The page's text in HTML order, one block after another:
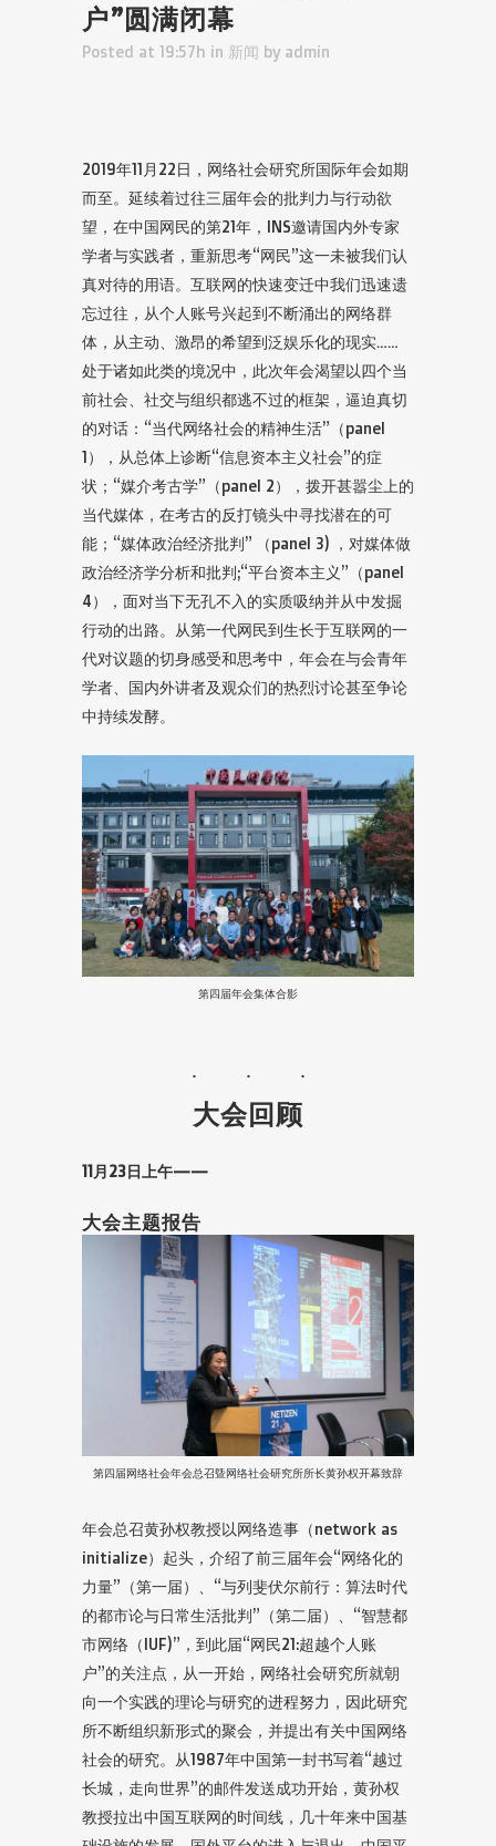
户”圆满闭幕
Posted at 19:57h in 新闻 by admin
2019年11月22日，网络社会研究所国际年会如期
而至。延续着过往三届年会的批判力与行动欲
望，在中国网民的第21年，INS邀请国内外专家
学者与实践者，重新思考“网民”这一未被我们认
真对待的用语。互联网的快速变迁中我们迅速遗
忘过往，从个人账号兴起到不断涌出的网络群
体，从主动、激昂的希望到泛娱乐化的现实……
处于诸如此类的境况中，此次年会渴望以四个当
前社会、社交与组织都逃不过的框架，逼迫真切
的对话：“当代网络社会的精神生活”（panel
1），从总体上诊断“信息资本主义社会”的症
状；“媒介考古学”（panel 2），拨开甚嚣尘上的
当代媒体，在考古的反打镜头中寻找潜在的可
能；“媒体政治经济批判” （panel 3) ，对媒体做
政治经济学分析和批判;“平台资本主义”（panel
4），面对当下无孔不入的实质吸纳并从中发掘
行动的出路。从第一代网民到生长于互联网的一
代对议题的切身感受和思考中，年会在与会青年
学者、国内外讲者及观众们的热烈讨论甚至争论
中持续发酵。
第四届年会集体合影
大会回顾
11月23日上午——
大会主题报告
第四届网络社会年会总召曁网络社会研究所所长黄孙权开幕致辞
年会总召黄孙权教授以网络造事（network as
initialize）起头，介绍了前三届年会“网络化的
力量”（第一届）、“与列斐伏尔前行：算法时代
的都市论与日常生活批判”（第二届）、“智慧都
市网络（IUF)”，到此届“网民21:超越个人账
户”的关注点，从一开始，网络社会研究所就朝
向一个实践的理论与研究的进程努力，因此研究
所不断组织新形式的聚会，并提出有关中国网络
社会的研究。从1987年中国第一封书写着“越过
长城，走向世界”的邮件发送成功开始，黄孙权
教授拉出中国互联网的时间线，几十年来中国基